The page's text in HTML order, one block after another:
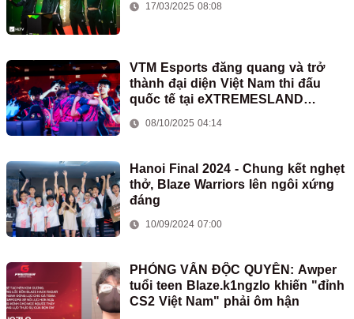
17/03/2025 08:08
VTM Esports đăng quang và trở
thành đại diện Việt Nam thi đấu
quốc tế tại eXTREMESLAND
08/10/2025 04:14
Hanoi Final 2024 - Chung kết nghẹt
thở, Blaze Warriors lên ngôi xứng
đáng
10/09/2024 07:00
PHỎNG VẤN ĐỘC QUYỀN: Awper
tuổi teen Blaze.k1ngzlo khiến "đỉnh
CS2 Việt Nam" phải ôm hận